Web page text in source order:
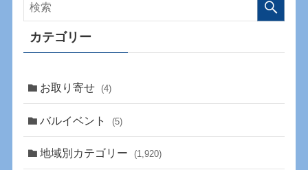
カテゴリー
お取り寄せ (4)
バルイベント (5)
地域別カテゴリー (1,920)